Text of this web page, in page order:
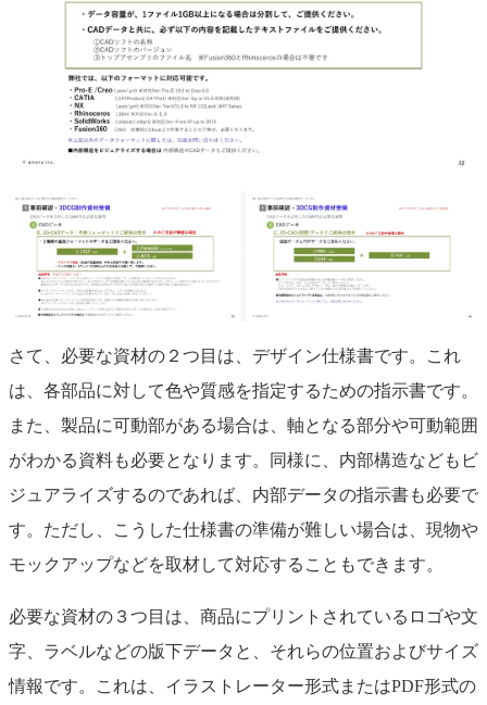
さて、必要な資材の２つ目は、デザイン仕様書です。これ
は、各部品に対して色や質感を指定するための指示書です。
また、製品に可動部がある場合は、軸となる部分や可動範囲
がわかる資料も必要となります。同様に、内部構造などもビ
ジュアライズするのであれば、内部データの指示書も必要で
す。ただし、こうした仕様書の準備が難しい場合は、現物や
モックアップなどを取材して対応することもできます。
必要な資材の３つ目は、商品にプリントされているロゴや文
字、ラベルなどの版下データと、それらの位置およびサイズ
情報です。これは、イラストレーター形式またはPDF形式の